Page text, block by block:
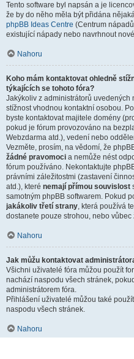
Tento software byl napsán a je
že by do něho měla být přidána
phpBB Ideas Centre (Centrum
existující nápady nebo navrhnout
Nahoru
Koho mám kontaktovat ohledně
týkajících se tohoto fóra?
Jakýkoliv z administrátorů uvedených
stížnost vhodnou kontaktní osobou.
byste kontaktovat majitele domény
pokud je fórum provozováno na
Webzdarma atd.), vedení nebo
Vezměte, prosím, na vědomí, že
žádné pravomoci a nemůže nést
fórum používáno. Nekontaktujte
právními záležitostmi (zastavení
atd.), které nemají přímou souvislost
samotným phpBB softwarem. Pokud
jakákoliv třetí strany, která používá
dostanete pouze strohou, nebo
Nahoru
Jak můžu kontaktovat
Všichni uživatelé fóra můžou použít
nachází naspodu všech stránek,
administrátorem fóra.
Přihlášení uživatelé můžou také
naspodu všech stránek.
Nahoru